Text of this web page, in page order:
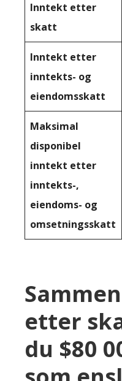
Inntekt etter
skatt
Inntekt etter
inntekts- og
eiendomsskatt
Maksimal
disponibel
inntekt etter
inntekts-,
eiendoms- og
omsetningsskatt
etter
du $80